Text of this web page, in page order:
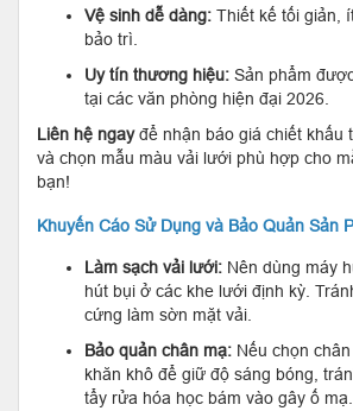
Vệ sinh dễ dàng: Thiết kế tối giản,
bảo trì.
Uy tín thương hiệu: Sản phẩm
tại các văn phòng hiện đại 2026.
Liên hệ ngayđể nhận báo giá chiết khấu
và chọn mẫu màu vải lưới phù hợp cho
bạn!
Khuyến Cáo Sử Dụng và Bảo Quản Sản
Làm sạch vải lưới: Nên dùng máy
hút bụi ở các khe lưới định kỳ.
cứng làm sờn mặt vải.
Bảo quản chân mạ: Nếu chọn
khăn khô để giữ độ sáng bóng,
tẩy rửa hóa học bám vào gây ố mạ.